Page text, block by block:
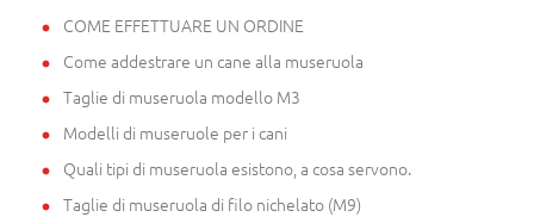
COME EFFETTUARE UN ORDINE
Come addestrare un cane alla museruola
Taglie di museruola modello M3
Modelli di museruole per i cani
Quali tipi di museruola esistono, a cosa servono.
Taglie di museruola di filo nichelato (M9)